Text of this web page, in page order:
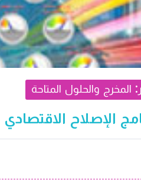
المخرج والحلول المتاحة
الإصلاح الاقتصادي